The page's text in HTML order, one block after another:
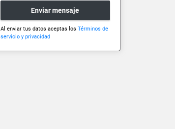
Enviar mensaje
Al enviar tus datos aceptas los Términos de
servicio y privacidad